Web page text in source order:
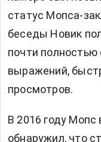
статус Мопса-
беседы Новик
почти
выражений,
просмотров.
В 2016 году
обнаружил, что